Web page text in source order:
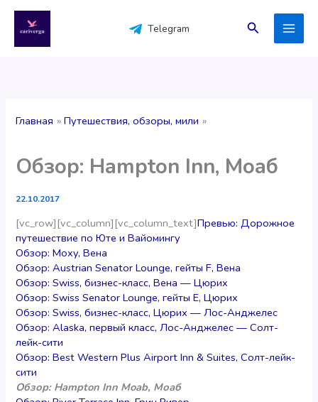
содержимому
Telegram Поиск
Главная Путешествия, обзоры, мили
Обзор: Hampton Inn, Моаб
22.10.2017
[vc_row][vc_column][vc_column_text]Превью: Дорожное
путешествие по Юте и Вайомингу
Обзор: Moxy, Вена
Обзор: Austrian Senator Lounge, гейты F, Вена
Обзор: Swiss, бизнес-класс, Вена — Цюрих
Обзор: Swiss Senator Lounge, гейты E, Цюрих
Обзор: Swiss, бизнес-класс, Цюрих — Лос-Анджелес
Обзор: Alaska, первый класс, Лос-Анджелес — Солт-
лейк-сити
Обзор: Best Western Plus Airport Inn & Suites, Солт-лейк-
сити
Обзор: Hampton Inn Moab, Моаб